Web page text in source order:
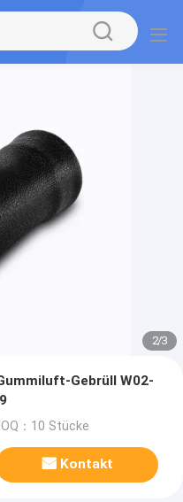
2/3
Gebrüll W02-
：10 Stücke
Kontakt